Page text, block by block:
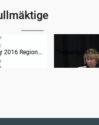
Teckenspråkstolkad 10 oktober 2016 Regionfullmäktige